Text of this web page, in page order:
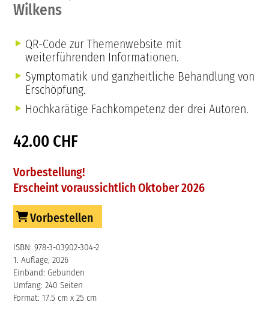
Wilkens
QR-Code zur Themenwebsite mit
weiterführenden Informationen.
Symptomatik und ganzheitliche Behandlung von
Erschöpfung.
Hochkarätige Fachkompetenz der drei Autoren.
42.00 CHF
Vorbestellung!
Erscheint voraussichtlich Oktober 2026
Vorbestellen
ISBN: 978-3-03902-304-2
1. Auflage, 2026
Einband: Gebunden
Umfang: 240 Seiten
Format: 17.5 cm x 25 cm